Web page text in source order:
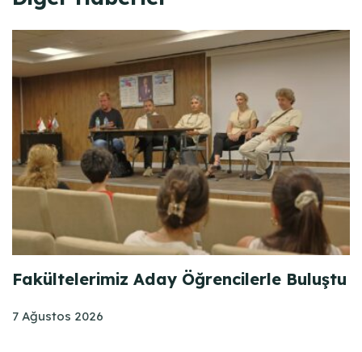
Fakültelerimiz Aday Öğrencilerle Buluştu
7 Ağustos 2026